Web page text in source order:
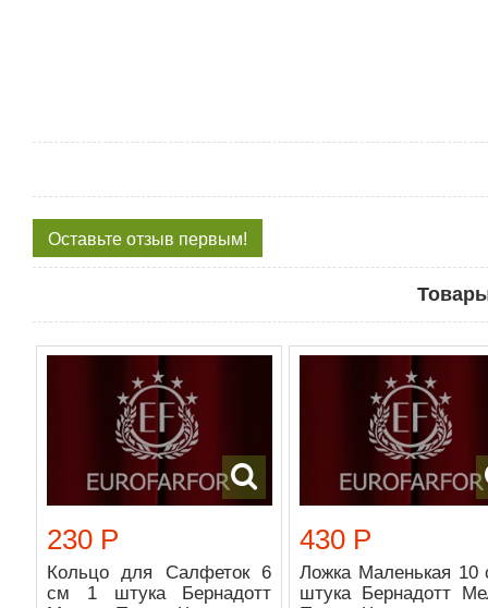
Оставьте отзыв первым!
230 Р
Кольцо для Салфеток 6
см 1 штука Бернадотт
430 Р
Ложка Маленькая 10
штука Бернадотт